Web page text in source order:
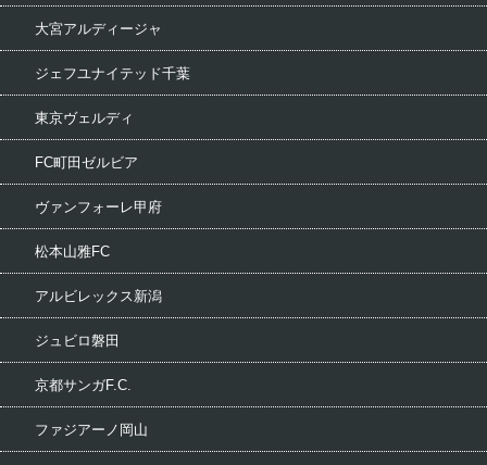
大宮アルディージャ
ジェフユナイテッド千葉
東京ヴェルディ
FC町田ゼルビア
ヴァンフォーレ甲府
松本山雅FC
アルビレックス新潟
ジュビロ磐田
京都サンガF.C.
ファジアーノ岡山